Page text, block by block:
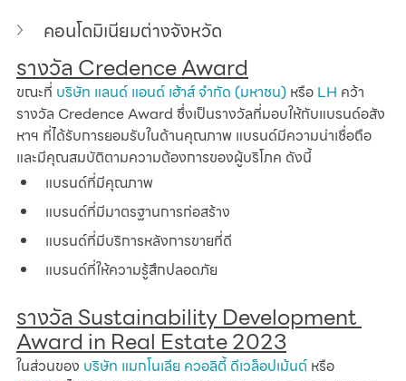
คอนโดมิเนียมต่างจังหวัด
รางวัล Credence Award
ขณะที่ บริษัท แลนด์ แอนด์ เฮ้าส์ จำกัด (มหาชน) หรือ LH คว้า
รางวัล Credence Award ซึ่งเป็นรางวัลที่มอบให้กับแบรนด์อสัง
หาฯ ที่ได้รับการยอมรับในด้านคุณภาพ แบรนด์มีความน่าเชื่อถือ
และมีคุณสมบัติตามความต้องการของผู้บริโภค ดังนี้
แบรนด์ที่มีคุณภาพ
แบรนด์ที่มีมาตรฐานการก่อสร้าง
แบรนด์ที่มีบริการหลังการขายที่ดี
แบรนด์ที่ให้ความรู้สึกปลอดภัย
รางวัล Sustainability Development
Award in Real Estate 2023
ในส่วนของ บริษัท แมกโนเลีย ควอลิตี้ ดีเวล็อปเม้นต์ หรือ